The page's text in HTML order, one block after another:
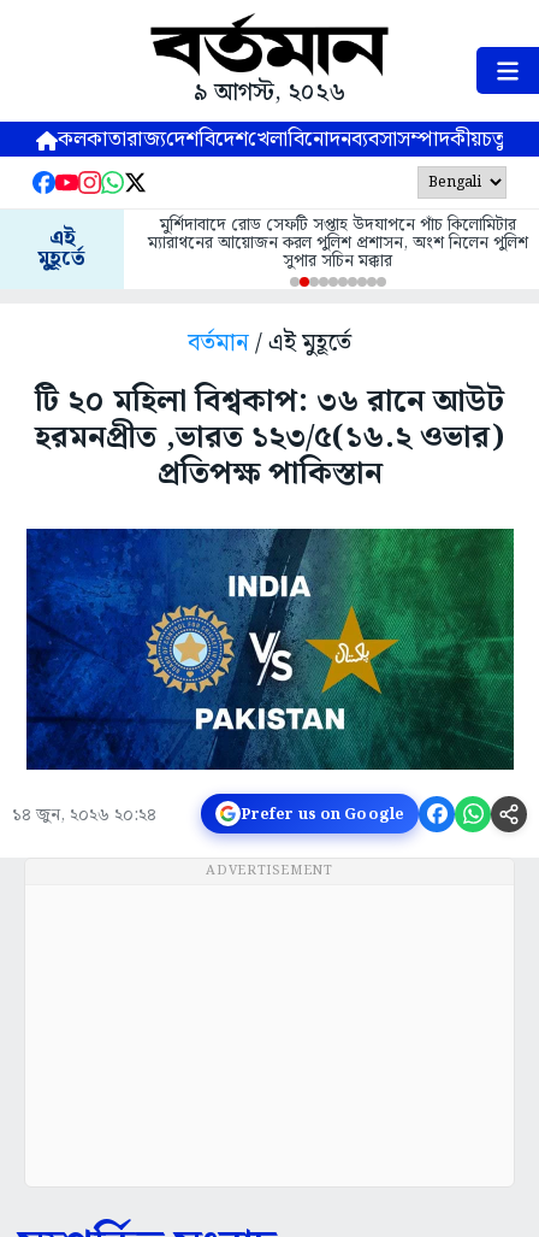
৯ আগস্ট, ২০২৬
কলকাতারাজ্যদেশবিদেশখেলাবিনোদনব্যবসাসম্পাদকীয়
এই
মুহূর্তে
মুর্শিদাবাদে রোড সেফটি সপ্তাহ উদযাপনে পাঁচ কিলোমিটার
ম্যারাথনের আয়োজন করল পুলিশ প্রশাসন, অংশ নিলেন পুলিশ
সুপার সচিন মক্কার
বর্তমান/ এই মুহূর্তে
টি ২০ মহিলা বিশ্বকাপ: ৩৬ রানে আউট
হরমনপ্রীত ,ভারত ১২৩/৫(১৬.২ ওভার)
প্রতিপক্ষ পাকিস্তান
১৪ জুন, ২০২৬ ২০:২৪ Prefer us on Google
ADVERTISEMENT